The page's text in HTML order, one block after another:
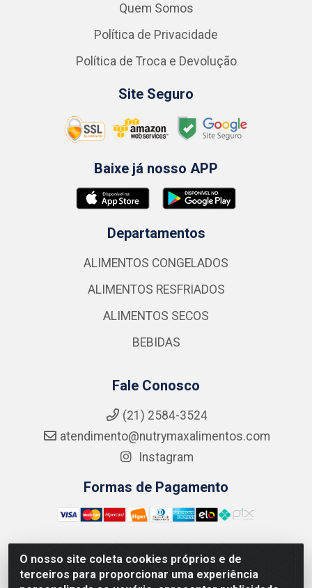
O nosso site coleta cookies próprios e de
terceiros para proporcionar uma experiência
Quem Somos
Política de Privacidade
Política de Troca e Devolução
Site Seguro
Baixe já nosso APP
Departamentos
ALIMENTOS CONGELADOS
ALIMENTOS RESFRIADOS
ALIMENTOS SECOS
BEBIDAS
Fale Conosco
(21) 2584-3524
atendimento@nutrymaxalimentos.com
Instagram
Formas de Pagamento
NUTRY MAX COMÉRCIO DE PRODUTOS ALIMENTICIOS
LTDA - RUA DO FEIJÃO, 721 PENHA CIRCULAR/RJ -